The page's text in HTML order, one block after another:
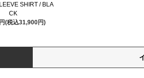
SHIRT / BLA
CK
(税込31,900円)